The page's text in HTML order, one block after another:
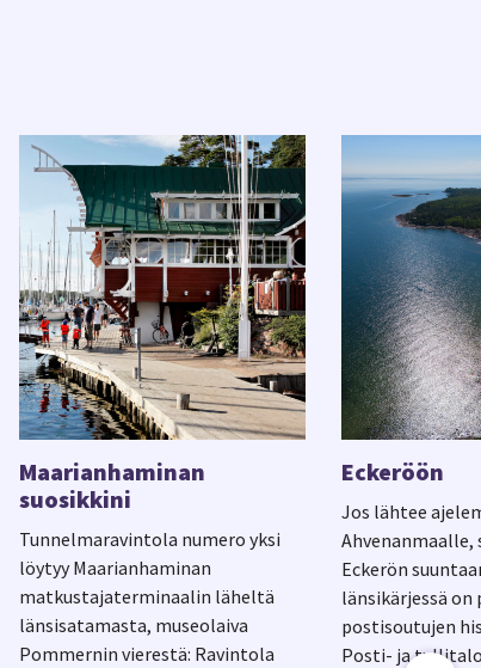
Maarianhaminan
suosikkini
Tunnelmaravintola numero yksi
löytyy Maarianhaminan
matkustajaterminaalin läheltä
länsisatamasta, museolaiva
Pommernin vierestä: Ravintola
Eckeröön
Jos lähtee
Eckerön
länsikärjessä on
postisoutujen
Posti- ja